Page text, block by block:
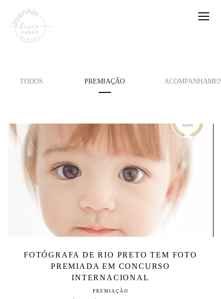
TODOS PREMIAÇÃO
FOTÓGRAFA DE RIO PRETO TEM FOTO
PREMIADA EM CONCURSO
INTERNACIONAL
PREMIAÇÃO